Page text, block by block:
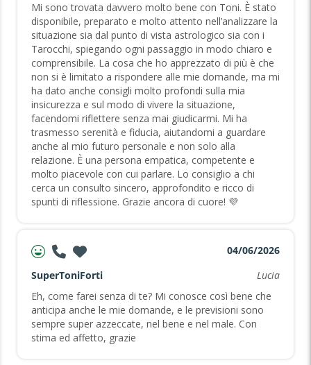
Mi sono trovata davvero molto bene con Toni. È stato
disponibile, preparato e molto attento nell’analizzare la
situazione sia dal punto di vista astrologico sia con i
Tarocchi, spiegando ogni passaggio in modo chiaro e
comprensibile. La cosa che ho apprezzato di più è che
non si è limitato a rispondere alle mie domande, ma mi
ha dato anche consigli molto profondi sulla mia
insicurezza e sul modo di vivere la situazione,
facendomi riflettere senza mai giudicarmi. Mi ha
trasmesso serenità e fiducia, aiutandomi a guardare
anche al mio futuro personale e non solo alla
relazione. È una persona empatica, competente e
molto piacevole con cui parlare. Lo consiglio a chi
cerca un consulto sincero, approfondito e ricco di
spunti di riflessione. Grazie ancora di cuore! 💜
04/06/2026
SuperToniForti
Lucia
Eh, come farei senza di te? Mi conosce così bene che
anticipa anche le mie domande, e le previsioni sono
sempre super azzeccate, nel bene e nel male. Con
stima ed affetto, grazie